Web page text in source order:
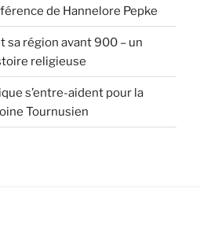
de Hannelore Pepke
sa région avant 900 – un
religieuse
s’entre-aident pour la
Tournusien